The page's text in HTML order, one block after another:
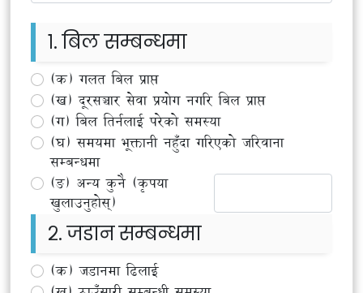
१. बिल सम्बन्धमा
(क) गलत बिल प्राप्त
(ख) दूरसञ्चार सेवा प्रयोग नगरि बिल प्राप्त
(ग) बिल तिर्नलाई परेको समस्या
(घ) समयमा भूक्तानी नहुँदा गरिएको जरिवाना
सम्बन्धमा
(ङ) अन्य कुनै (कृपया
खुलाउनुहोस्)
२. जडान सम्बन्धमा
(क) जडानमा ढिलाई